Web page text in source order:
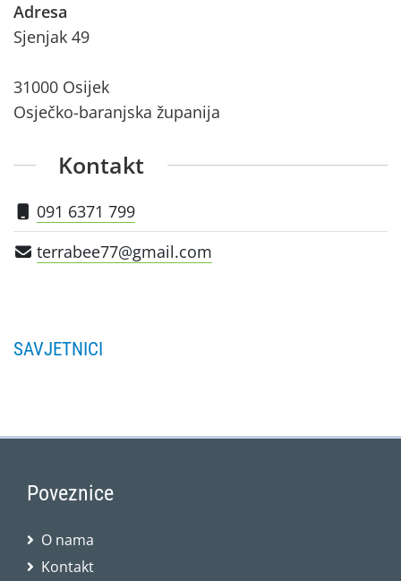
Adresa
Sjenjak 49
31000 Osijek
Osječko-baranjska županija
Kontakt
091 6371 799
terrabee77@gmail.com
SAVJETNICI
Poveznice
O nama
Kontakt